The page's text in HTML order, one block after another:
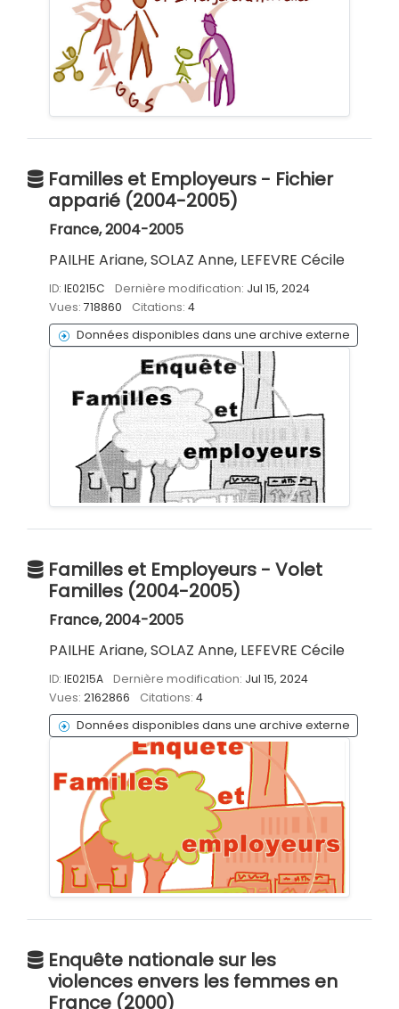
Familles et Employeurs - Fichier
apparié (2004-2005)
France, 2004-2005
PAILHE Ariane, SOLAZ Anne, LEFEVRE Cécile
ID: IE0215C Dernière modification: Jul 15, 2024
Vues: 718860 Citations: 4
Données disponibles dans une archive externe
Familles et Employeurs - Volet
Familles (2004-2005)
France, 2004-2005
PAILHE Ariane, SOLAZ Anne, LEFEVRE Cécile
ID: IE0215A Dernière modification: Jul 15, 2024
Vues: 2162866 Citations: 4
Données disponibles dans une archive externe
Enquête nationale sur les
violences envers les femmes en
France (2000)